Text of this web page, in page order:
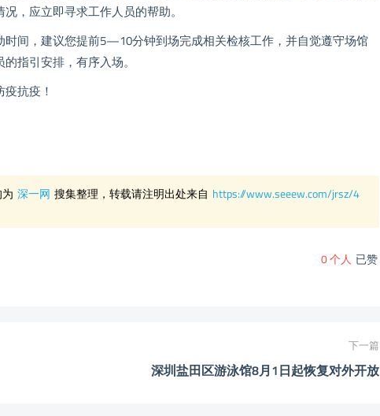
，应立即寻求工作人员的帮助。
间，建议您提前5—10分钟到场完成相关检核工作，并自觉遵守场馆
指引安排，有序入场。
抗疫！
深一网 搜集整理，转载请注明出处来自 https://www.seeew.com/jrsz/4
0个人 已赞
下一篇
深圳盐田区游泳馆8月1日起恢复对外开放